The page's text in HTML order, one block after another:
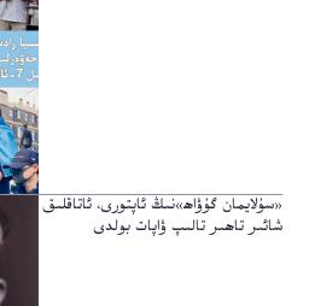
«سۇلايمان گۇۋاھ»نىڭ ئاپتورى، ئاتاقلىق
شائىر تاھىر تالىپ ۋاپات بولدى